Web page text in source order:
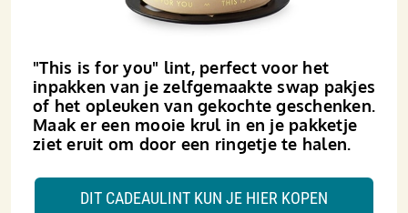
"This is for you" lint, perfect voor het
inpakken van je zelfgemaakte swap pakjes
of het opleuken van gekochte geschenken.
Maak er een mooie krul in en je pakketje
ziet eruit om door een ringetje te halen.
DIT CADEAULINT KUN JE HIER KOPEN